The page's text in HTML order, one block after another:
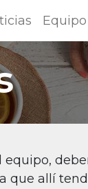
Equipo
equipo,
que allí